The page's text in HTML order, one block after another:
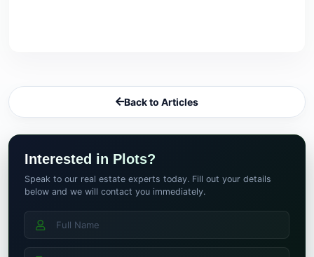
Back to Articles
Interested in Plots?
Speak to our real estate experts today. Fill out your details
below and we will contact you immediately.